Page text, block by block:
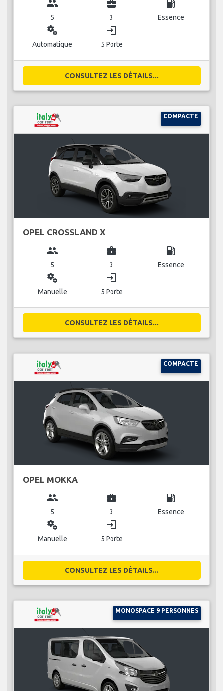
group
5
business_center
3
local_gas_station
Essence
miscellaneous_services
Automatique
login
5 Porte
CONSULTEZ LES DÉTAILS...
COMPACTE
OPEL CROSSLAND X
group
5
business_center
3
local_gas_station
Essence
miscellaneous_services
Manuelle
login
5 Porte
CONSULTEZ LES DÉTAILS...
COMPACTE
OPEL MOKKA
group
5
business_center
3
local_gas_station
Essence
miscellaneous_services
Manuelle
login
5 Porte
CONSULTEZ LES DÉTAILS...
MONOSPACE 9 PERSONNES